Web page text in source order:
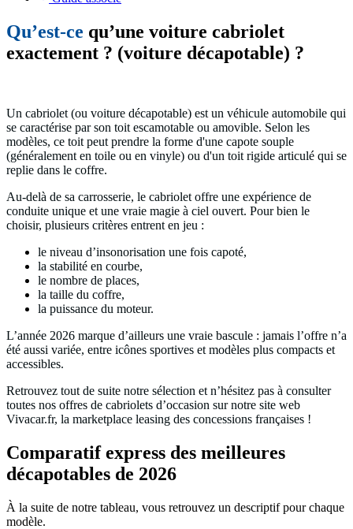
Qu’est-ce qu’une voiture cabriolet
exactement ? (voiture décapotable) ?
Un cabriolet (ou voiture décapotable) est un véhicule automobile qui
se caractérise par son toit escamotable ou amovible. Selon les
modèles, ce toit peut prendre la forme d'une capote souple
(généralement en toile ou en vinyle) ou d'un toit rigide articulé qui se
replie dans le coffre.
Au-delà de sa carrosserie, le cabriolet offre une expérience de
conduite unique et une vraie magie à ciel ouvert. Pour bien le
choisir, plusieurs critères entrent en jeu :
le niveau d’insonorisation une fois capoté,
la stabilité en courbe,
le nombre de places,
la taille du coffre,
la puissance du moteur.
L’année 2026 marque d’ailleurs une vraie bascule : jamais l’offre n’a
été aussi variée, entre icônes sportives ​et modèles plus compacts et
accessibles.
Retrouvez tout de suite notre sélection et n’hésitez pas à consulter
toutes nos offres de cabriolets d’occasion sur notre site web
Vivacar.fr, la marketplace leasing des concessions françaises !
Comparatif express des meilleures
décapotables de 2026
À la suite de notre tableau, vous retrouvez un descriptif pour chaque
modèle.